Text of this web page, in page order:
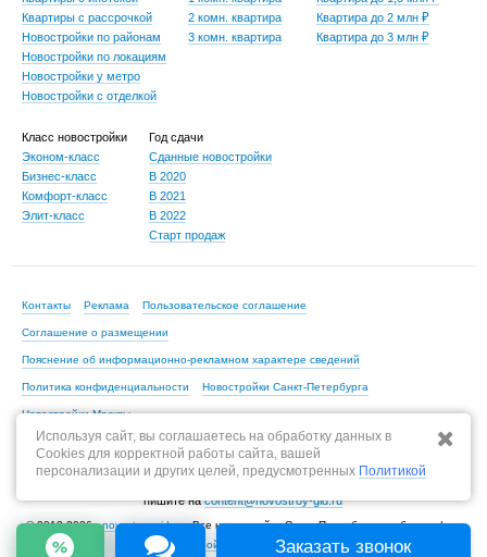
Квартиры с рассрочкой
Новостройки по районам
Новостройки по локациям
Новостройки у метро
Новостройки с отделкой
2 комн. квартира
3 комн. квартира
Квартира до 2 млн ₽
Квартира до 3 млн ₽
Класс новостройки
Эконом-класс
Бизнес-класс
Комфорт-класс
Элит-класс
Год сдачи
Сданные новостройки
В 2020
В 2021
В 2022
Старт продаж
Контакты Реклама Пользовательское соглашение
Соглашение о размещении
Пояснение об информационно-рекламном характере сведений
Политика конфиденциальности Новостройки Санкт-Петербурга
Новостройки Москвы
По всем вопросам, связанным с актуальностью информации на портале,
пишите наcontent@novostroy-gid.ru
© 2013-2026 -novostroy-gid.ru- Все новостройки Санкт-Петербурга и области |
Все новостройки Москвы и области
Используя сайт, вы соглашаетесь на обработку данных в
Cookies для корректной работы сайта, вашей
персонализации и других целей, предусмотренных Политикой
Заказать звонок